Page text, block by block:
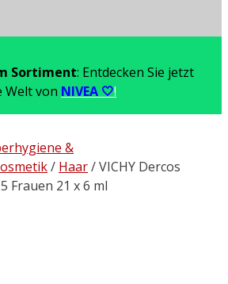
Sortiment: Entdecken Sie jetzt
Welt von NIVEA 🤍!
&
/ Haar/ VICHY Dercos
Frauen 21 x 6 ml